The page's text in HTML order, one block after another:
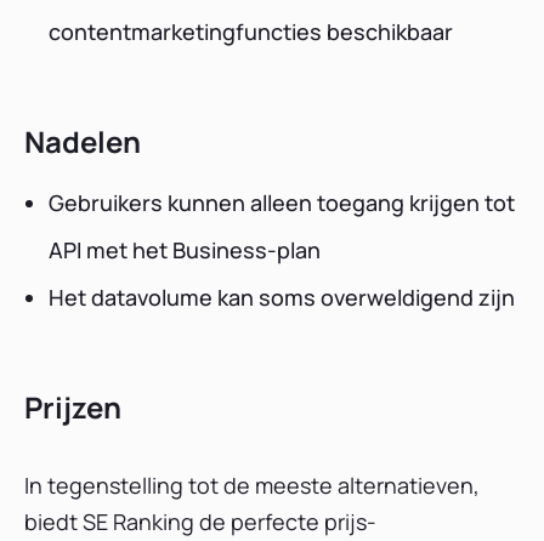
contentmarketingfuncties beschikbaar
Nadelen
Gebruikers kunnen alleen toegang krijgen tot
API met het Business-plan
Het datavolume kan soms overweldigend zijn
Prijzen
In tegenstelling tot de meeste alternatieven,
biedt SE Ranking de perfecte prijs-